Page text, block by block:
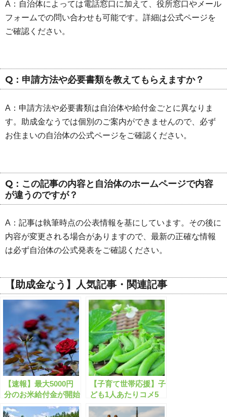
A：自治体によっては電話窓口に加えて、役所窓口やメール
フォームでの問い合わせも可能です。詳細は公式ページを
ご確認ください。
Q：申請方法や必要書類を教えてもらえますか？
A：申請方法や必要書類は自治体や給付金ごとに異なりま
す。助成金なうでは個別のご案内ができませんので、必ず
お住まいの自治体の公式ページをご確認ください。
Q：この記事の内容と自治体のホームページで内容
が違うのですが？
A：記事は執筆時点の公表情報を基にしています。その後に
内容が変更される場合がありますので、最新の正確な情報
は必ず自治体の公式発表をご確認ください。
【助成金なう】人気記事・関連記事
【速報】最大5000円
分のお米給付金が開始
します！
【子育て世帯応援】子
ども1人あたりコメ5
キロが支給されます！